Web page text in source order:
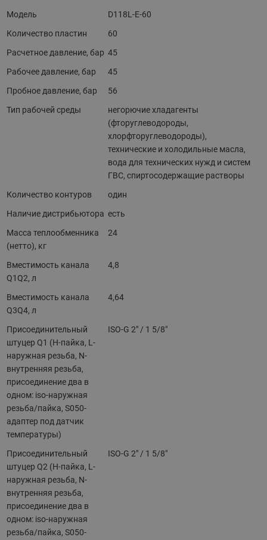
Модель
D118L-E-60
Количество пластин
60
Расчетное давление, бар 45
Рабочее давление, бар
45
Пробное давление, бар
56
Тип рабочей среды
негорючие хладагенты
(фторуглеводороды,
хлорфторуглеводороды),
технические и холодильные масла,
вода для технических нужд и систем
ГВС, спиртосодержащие растворы
Количество контуров
один
Наличие дистрибьютора есть
Масса теплообменника
(нетто), кг
24
Вместимость канала
Q1Q2, л
4,8
Вместимость канала
Q3Q4, л
4,64
Присоединительный
штуцер Q1 (H-пайка, L-
наружная резьба, N-
внутренняя резьба,
присоединение два в
одном: iso-наружная
резьба/пайка, S050-
адаптер под датчик
температуры)
ISO-G 2" / 1 5/8"
Присоединительный
штуцер Q2 (H-пайка, L-
наружная резьба, N-
внутренняя резьба,
присоединение два в
одном: iso-наружная
резьба/пайка, S050-
ISO-G 2" / 1 5/8"